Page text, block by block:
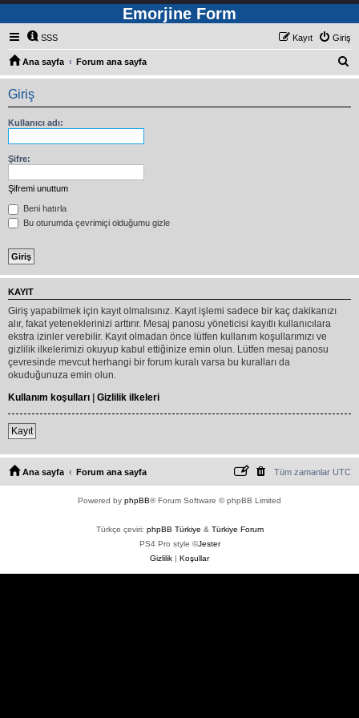
Emorjine Form
SSS Giriş
Kayıt
Ana sayfa Forum ana sayfa
r
Giriş
Kullanıcı adı:
Şifre:
Şifremi unuttum
Beni hatırla
Bu oturumda çevrimiçi olduğumu gizle
KAYIT
Giriş yapabilmek için kayıt olmalısınız. Kayıt işlemi sadece bir kaç dakikanızı
alır, fakat yeteneklerinizi arttırır. Mesaj panosu yöneticisi kayıtlı kullanıcılara
ekstra izinler verebilir. Kayıt olmadan önce lütfen kullanım koşullarımızı ve
gizlilik ilkelerimizi okuyup kabul ettiğinize emin olun. Lütfen mesaj panosu
çevresinde mevcut herhangi bir forum kuralı varsa bu kuralları da
okuduğunuza emin olun.
Kullanım koşulları | Gizlilik ilkeleri
Kayıt
Ana sayfa Forum ana sayfa Tüm zamanlar UTC
Powered by phpBB® Forum Software © phpBB Limited
Türkçe çeviri: phpBB Türkiye & Türkiye Forum
PS4 Pro style ©Jester
Gizlilik | Koşullar